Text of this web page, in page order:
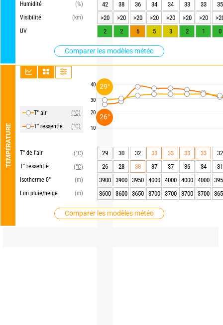
Humidité
(%)
Visibilité
(km)
UV
Comparer les modèles météo
TEMPÉRATURE
T° air
(°C)
T° ressentie
(°C)
T° de l'air
(°C)
T° ressentie
(°C)
Isotherme 0°
(m)
Lim pluie/neige
(m)
Comparer les modèles météo
40
30
20
10
42 38 36 34 34 33 33
35
>20
>20 >20 >20 >20 >20 >20
2
2 6 5 3 2 1 0
29 30 32 33 33 33 33
32
26
28 38 37 37 36 34
31
3900
3900 3950 4000 4000 4000 4000
3600
3600 3650 3700 3700 3700 3700
29°
26°